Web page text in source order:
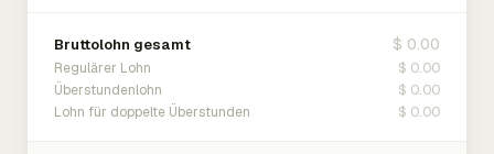
Bruttolohn gesamt $ 0.00
Regulärer Lohn $ 0.00
Überstundenlohn $ 0.00
Lohn für doppelte Überstunden $ 0.00